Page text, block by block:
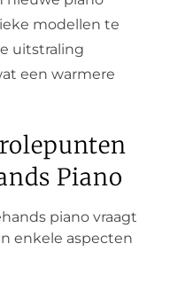
modellen te
uitstraling
een warmere
Piano
piano vraagt
enkele aspecten